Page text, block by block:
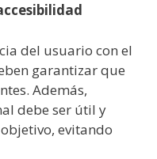
del usuario con el
garantizar que
Además,
debe ser útil y
evitando